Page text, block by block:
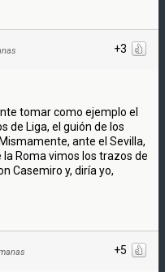
+3
tomar como ejemplo el
de Liga, el guión de los
ante el Sevilla,
Roma vimos los trazos de
Casemiro y, diría yo,
+5